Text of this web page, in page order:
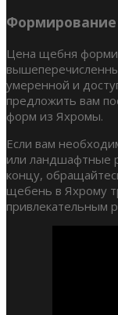
Цена щебня
умеренной и
предложить вам
форм из Яхромы.
Если вам
или ландшафтные
концу,
щебень в Яхрому
привлекательным